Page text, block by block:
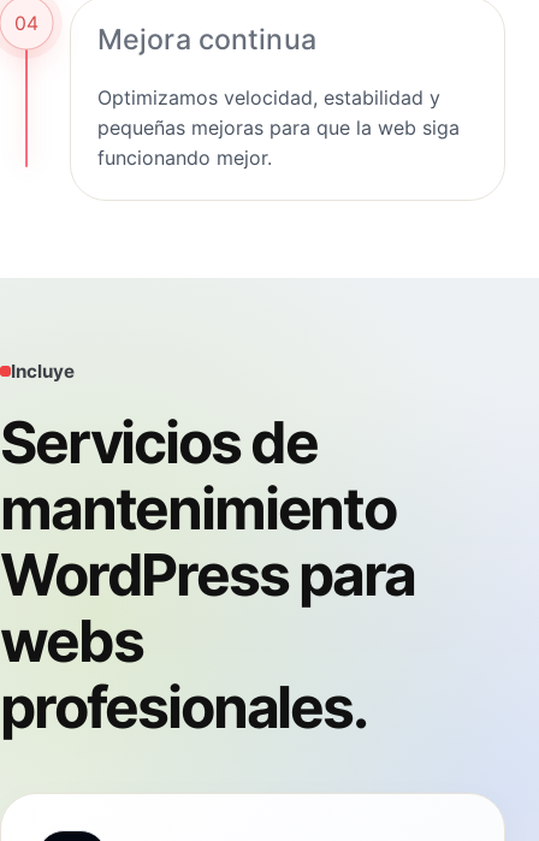
04 Mejora continua
Optimizamos velocidad, estabilidad y
pequeñas mejoras para que la web siga
funcionando mejor.
Incluye
Servicios de
mantenimiento
WordPress para
webs
profesionales.